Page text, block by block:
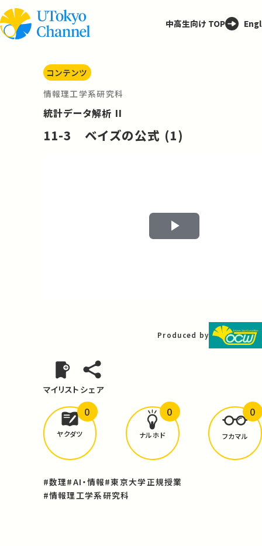
中高生向け TOP
コンテンツ
情報理工学系研究科
統計データ解析 II
11-3 ベイズの公式 (1)
Play
Produced by
マイリスト シェア
どんな学びがありましたか？
ヤクダツ
0
ナルホド
0
フカマル
0
#数理#AI・情報#東京大学正規授業
#情報理工学系研究科